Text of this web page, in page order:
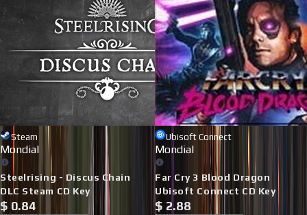
Steam
Mondial
Steelrising - Discus Chain
DLC Steam CD Key
$ 0.84
Ubisoft Connect
Mondial
Far Cry 3 Blood Dragon
Ubisoft Connect CD Key
$ 2.88